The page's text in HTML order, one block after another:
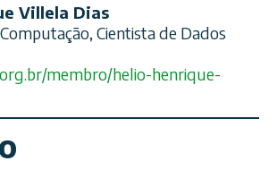
Villela Dias
Cientista de Dados
membro/helio-henrique-